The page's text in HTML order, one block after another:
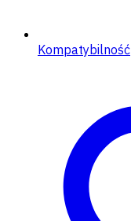
Kompatybilność